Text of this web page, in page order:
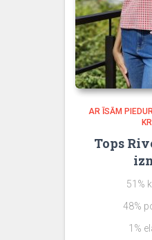
AR ĪSĀM
Tops
51%
48%
1%